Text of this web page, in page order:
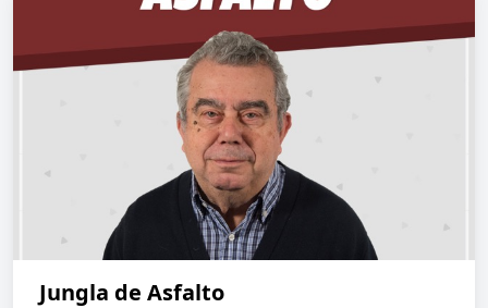
Jungla de Asfalto